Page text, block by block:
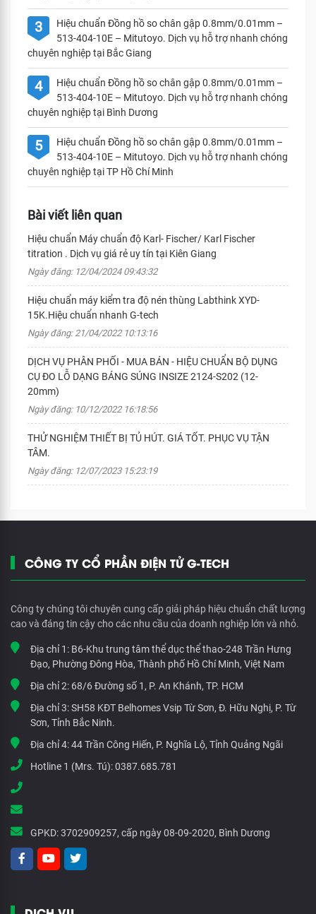
3
Hiệu chuẩn Đồng hồ so chân gập 0.8mm/0.01mm –
513-404-10E – Mitutoyo. Dịch vụ hỗ trợ nhanh chóng
chuyên nghiệp tại Bắc Giang
4
Hiệu chuẩn Đồng hồ so chân gập 0.8mm/0.01mm –
513-404-10E – Mitutoyo. Dịch vụ hỗ trợ nhanh chóng
chuyên nghiệp tại Bình Dương
5
Hiệu chuẩn Đồng hồ so chân gập 0.8mm/0.01mm –
513-404-10E – Mitutoyo. Dịch vụ hỗ trợ nhanh chóng
chuyên nghiệp tại TP Hồ Chí Minh
Bài viết liên quan
Hiệu chuẩn Máy chuẩn độ Karl- Fischer/ Karl Fischer
titration . Dịch vụ giá rẻ uy tín tại Kiên Giang
Ngày đăng: 12/04/2024 09:43:32
Hiệu chuẩn máy kiểm tra độ nén thùng Labthink XYD-
15K.Hiệu chuẩn nhanh G-tech
Ngày đăng: 21/04/2022 10:13:16
DỊCH VỤ PHÂN PHỐI - MUA BÁN - HIỆU CHUẨN BỘ DỤNG
CỤ ĐO LỖ DẠNG BÁNG SÚNG INSIZE 2124-S202 (12-
20mm)
Ngày đăng: 10/12/2022 16:18:56
THỬ NGHIỆM THIẾT BỊ TỦ HÚT. GIÁ TỐT. PHỤC VỤ TẬN
TÂM.
Ngày đăng: 12/07/2023 15:23:19
CÔNG TY CỔ PHẦN ĐIỆN TỬ G-TECH
Công ty chúng tôi chuyên cung cấp giải pháp hiệu chuẩn chất lượng
cao và đáng tin cậy cho các nhu cầu của doanh nghiệp lớn và nhỏ.
Địa chỉ 1: B6-Khu trung tâm thể dục thể thao-248 Trần Hưng
Đạo, Phường Đông Hòa, Thành phố Hồ Chí Minh, Việt Nam
Địa chỉ 2: 68/6 Đường số 1, P. An Khánh, TP. HCM
Địa chỉ 3:SH58 KĐT Belhomes Vsip Từ Sơn, Đ. Hữu Nghị, P. Từ
Sơn, Tỉnh Bắc Ninh.
Địa chỉ 4:44 Trần Công Hiến, P. Nghĩa Lộ, Tỉnh Quảng Ngãi
Hotline 1 (Mrs. Tú):0387.685.781
GPKD:3702909257, cấp ngày 08-09-2020, Bình Dương